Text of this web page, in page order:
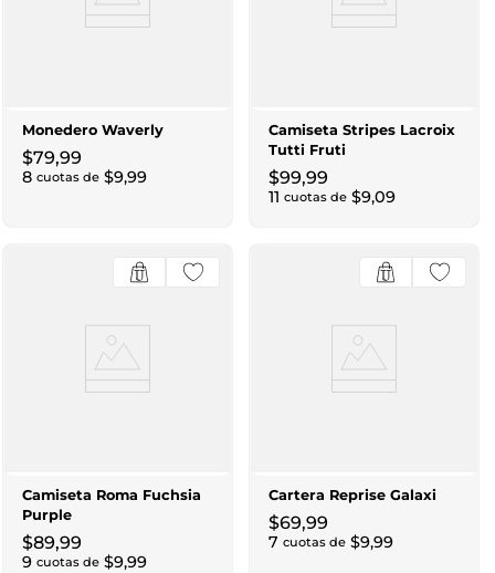
Monedero Waverly
$79,99
8 cuotas de $9,99
Camiseta Stripes Lacroix
Tutti Fruti
$99,99
11 cuotas de $9,09
Camiseta Roma Fuchsia
Purple
$89,99
9 cuotas de $9,99
Cartera Reprise Galaxi
$69,99
7 cuotas de $9,99